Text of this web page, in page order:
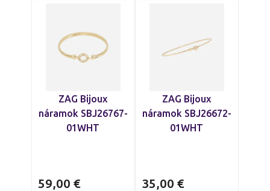
ZAG Bijoux
náramok SBJ26767-
01WHT
59,00 €
ZAG Bijoux
náramok SBJ26672-
01WHT
35,00 €